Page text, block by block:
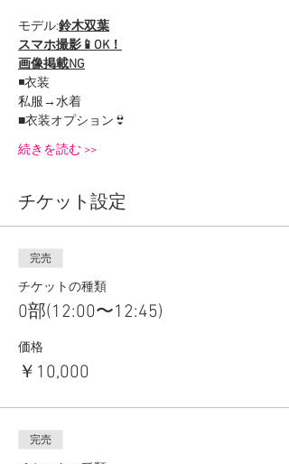
モデル:鈴木双葉
スマホ撮影📱OK！
画像掲載NG
◾️衣装
私服→水着
■衣装オプション👙
続きを読む >>
チケット設定
完売
チケットの種類
0部(12:00〜12:45)
価格
￥10,000
完売